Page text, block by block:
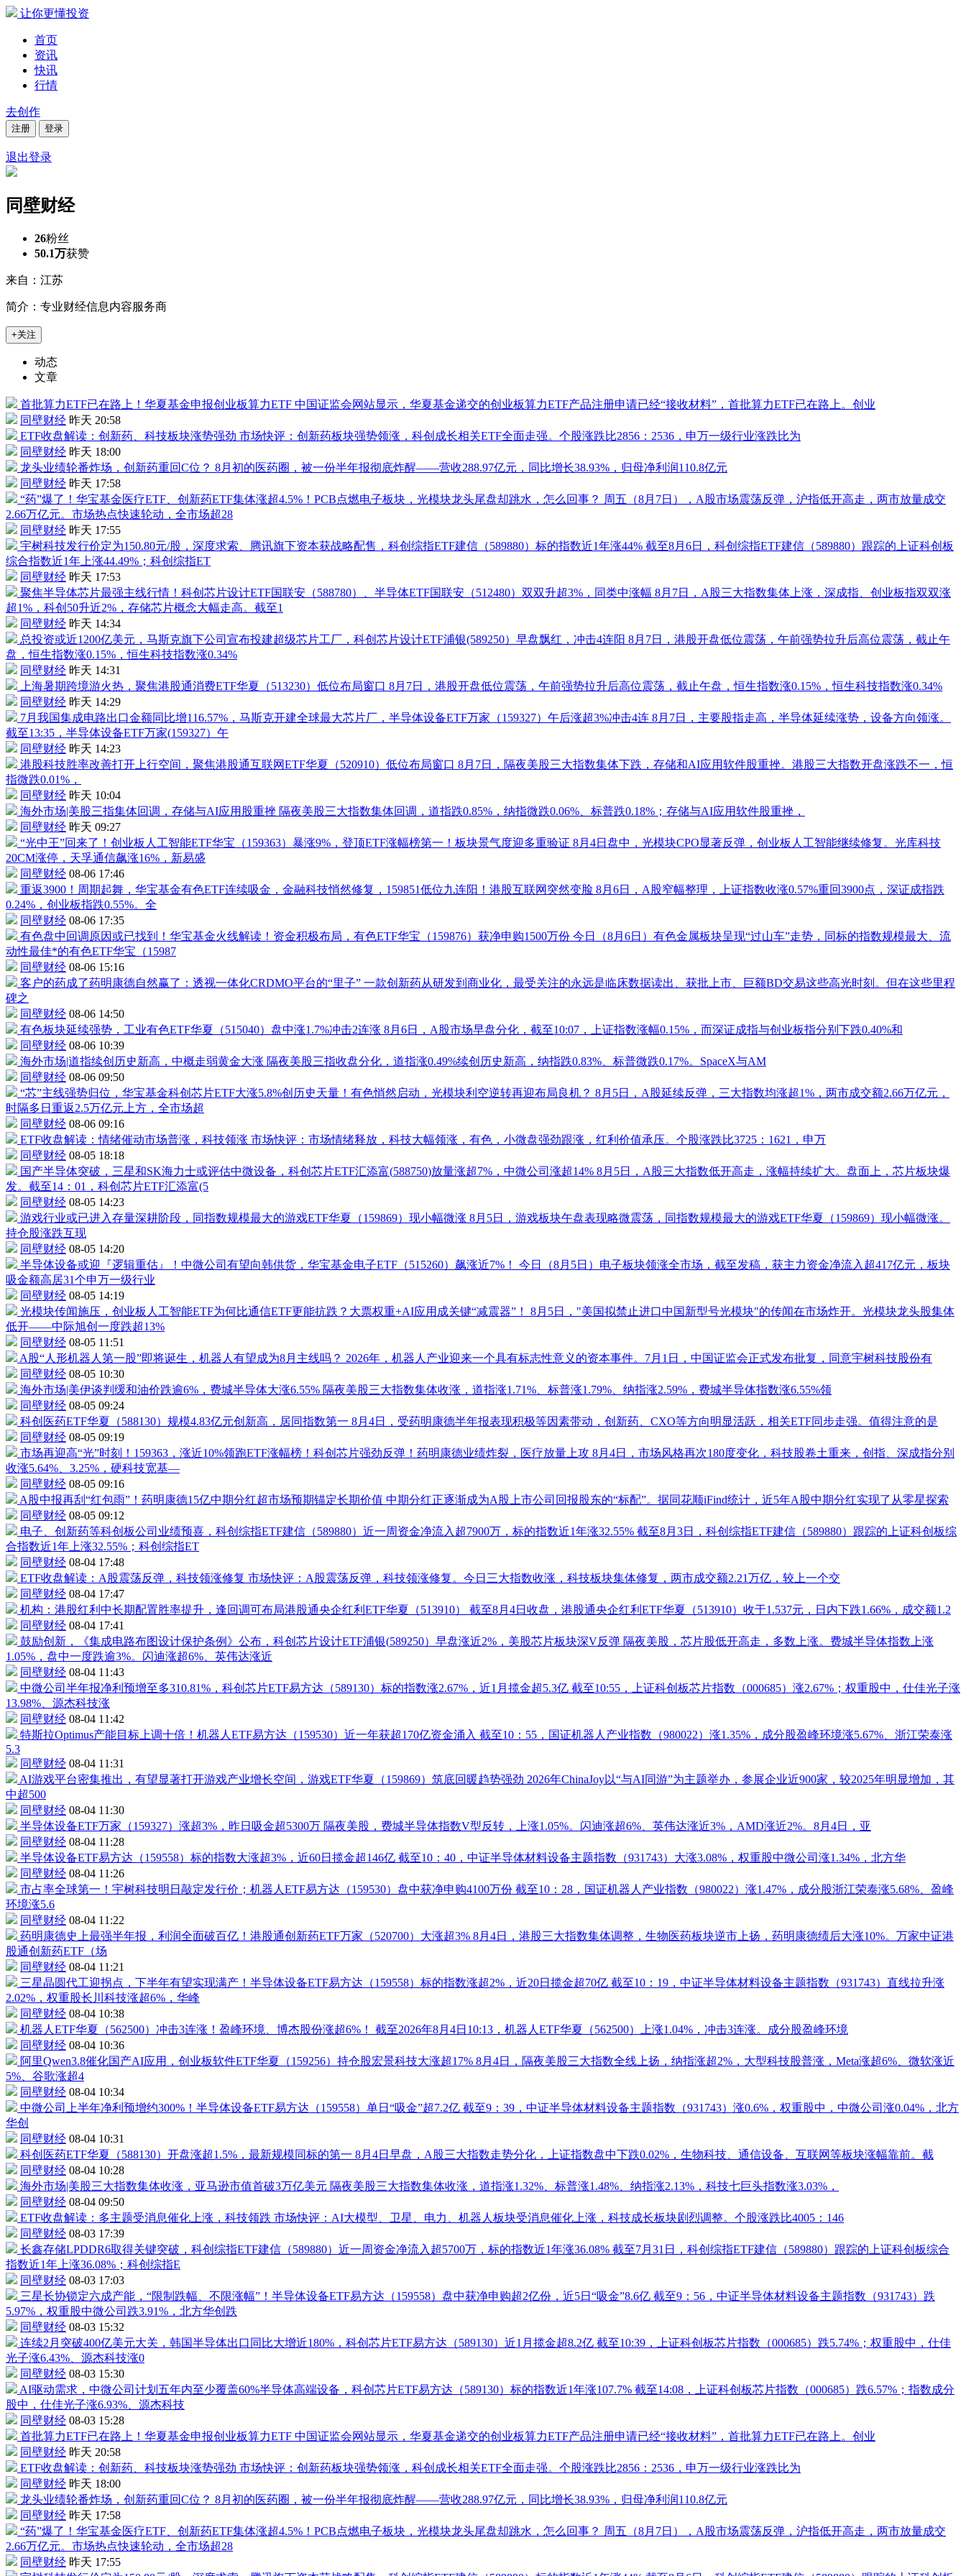
让你更懂投资
首页
资讯
快讯
行情
去创作
注册 登录
退出登录
同壁财经
26粉丝
50.1万获赞
来自：江苏
简介：专业财经信息内容服务商
+关注
动态
文章
首批算力ETF已在路上！华夏基金申报创业板算力ETF 中国证监会网站显示，华夏基金递交的创业板算力ETF产品注册申请已经“接收材料”，首批算力ETF已在路上。创业
同壁财经 昨天 20:58
ETF收盘解读：创新药、科技板块涨势强劲 市场快评：创新药板块强势领涨，科创成长相关ETF全面走强。个股涨跌比2856：2536，申万一级行业涨跌比为
同壁财经 昨天 18:00
龙头业绩轮番炸场，创新药重回C位？ 8月初的医药圈，被一份半年报彻底炸醒——营收288.97亿元，同比增长38.93%，归母净利润110.8亿元
同壁财经 昨天 17:58
“药”爆了！华宝基金医疗ETF 、创新药ETF集体涨超4.5%！PCB点燃电子板块，光模块龙头尾盘却跳水，怎么回事？ 周五（8月7日），A股市场震荡反弹，沪指低开高走，两市放量成交
2.66万亿元。市场热点快速轮动，全市场超28
同壁财经 昨天 17:55
宇树科技发行价定为150.80元/股，深度求索、腾讯旗下资本获战略配售，科创综指ETF建信（589880）标的指数近1年涨44% 截至8月6日，科创综指ETF建信（589880）跟踪的上证科创板
综合指数近1年上涨44.49%；科创综指ET
同壁财经 昨天 17:53
聚焦半导体芯片最强主线行情！科创芯片设计ETF国联安（588780）、 半导体ETF国联安（512480）双双升超3%，同类中涨幅 8月7日，A股三大指数集体上涨，深成指、创业板指双双涨
超1%，科创50升近2%，存储芯片概念大幅走高。截至1
同壁财经 昨天 14:34
总投资或近1200亿美元，马斯克旗下公司宣布投建超级芯片工厂，科创芯片设计ETF浦银(589250）早盘飘红，冲击4连阳 8月7日，港股开盘低位震荡，午前强势拉升后高位震荡，截止午
盘，恒生指数涨0.15%，恒生科技指数涨0.34%
同壁财经 昨天 14:31
上海暑期跨境游火热，聚焦港股通消费ETF华夏（513230）低位布局窗口 8月7日，港股开盘低位震荡，午前强势拉升后高位震荡，截止午盘，恒生指数涨0.15%，恒生科技指数涨0.34%
同壁财经 昨天 14:29
7月我国集成电路出口金额同比增116.57%，马斯克开建全球最大芯片厂， 半导体设备ETF万家（159327）午后涨超3%冲击4连 8月7日，主要股指走高，半导体延续涨势，设备方向领涨。
截至13:35， 半导体设备ETF万家(159327）午
同壁财经 昨天 14:23
港股科技胜率改善打开上行空间，聚焦港股通互联网ETF华夏（520910）低位布局窗口 8月7日，隔夜美股三大指数集体下跌，存储和AI应用软件股重挫。港股三大指数开盘涨跌不一，恒
指微跌0.01%，
同壁财经 昨天 10:04
海外市场|美股三指集体回调，存储与AI应用股重挫 隔夜美股三大指数集体回调，道指跌0.85%，纳指微跌0.06%、标普跌0.18%；存储与AI应用软件股重挫，
同壁财经 昨天 09:27
“光中王”回来了！创业板 人工智能ETF华宝（159363）暴涨9%，登顶ETF涨幅榜第一！板块景气度迎多重验证 8月4日盘中，光模块CPO显著反弹，创业板人工智能继续修复。 光库科技
20CM涨停， 天孚通信飙涨16%， 新易盛
同壁财经 08-06 17:46
重返3900！周期起舞，华宝基金有色ETF连续吸金，金融科技悄然修复， 159851低位九连阳！港股互联网突然变脸 8月6日，A股窄幅整理，上证指数收涨0.57%重回3900点，深证成指跌
0.24%，创业板指跌0.55%。全
同壁财经 08-06 17:35
有色盘中回调原因或已找到！华宝基金火线解读！资金积极布局，有色ETF华宝（159876）获净申购1500万份 今日（8月6日）有色金属板块呈现“过山车”走势，同标的指数规模最大、流
动性最佳*的有色ETF华宝（15987
同壁财经 08-06 15:16
客户的药成了药明康德自然赢了：透视一体化CRDMO平台的“里子” 一款创新药从研发到商业化，最受关注的永远是临床数据读出、获批上市、巨额BD交易这些高光时刻。但在这些里程
碑之
同壁财经 08-06 14:50
有色板块延续强势， 工业有色ETF华夏（515040）盘中涨1.7%冲击2连涨 8月6日，A股市场早盘分化，截至10:07，上证指数涨幅0.15%，而深证成指与创业板指分别下跌0.40%和
同壁财经 08-06 10:39
海外市场|道指续创历史新高，中概走弱黄金大涨 隔夜美股三指收盘分化，道指涨0.49%续创历史新高，纳指跌0.83%、标普微跌0.17%。SpaceX与AM
同壁财经 08-06 09:50
“芯”主线强势归位，华宝基金科创芯片ETF大涨5.8%创历史天量！有色悄然启动，光模块利空逆转再迎布局良机？ 8月5日，A股延续反弹，三大指数均涨超1%，两市成交额2.66万亿元，
时隔多日重返2.5万亿元上方，全市场超
同壁财经 08-06 09:16
ETF收盘解读：情绪催动市场普涨，科技领涨 市场快评：市场情绪释放，科技大幅领涨，有色，小微盘强劲跟涨，红利价值承压。个股涨跌比3725：1621，申万
同壁财经 08-05 18:18
国产半导体突破，三星和SK海力士或评估中微设备， 科创芯片ETF汇添富(588750)放量涨超7%， 中微公司 涨超14% 8月5日，A股三大指数低开高走，涨幅持续扩大。盘面上，芯片板块爆
发。截至14：01， 科创芯片ETF汇添富(5
同壁财经 08-05 14:23
游戏行业或已进入存量深耕阶段，同指数规模最大的游戏ETF华夏（159869）现小幅微涨 8月5日，游戏板块午盘表现略微震荡，同指数规模最大的游戏ETF华夏（159869）现小幅微涨。
持仓股涨跌互现
同壁财经 08-05 14:20
半导体设备或迎『逻辑重估』！ 中微公司 有望向韩供货，华宝基金电子ETF （515260）飙涨近7%！ 今日（8月5日）电子板块领涨全市场，截至发稿，获主力资金净流入超417亿元，板块
吸金额高居31个申万一级行业
同壁财经 08-05 14:19
光模块传闻施压，创业板 人工智能ETF为何比通信ETF更能抗跌？大票权重+AI应用成关键“减震器”！ 8月5日，"美国拟禁止进口中国新型号光模块"的传闻在市场炸开。光模块龙头股集体
低开——中际旭创 一度跌超13%
同壁财经 08-05 11:51
A股“人形机器人 第一股”即将诞生， 机器人 有望成为8月主线吗？ 2026年， 机器人 产业迎来一个具有标志性意义的资本事件。7月1日，中国证监会正式发布批复，同意宇树科技股份有
同壁财经 08-05 10:30
海外市场|美伊谈判缓和油价跌逾6%，费城半导体大涨6.55% 隔夜美股三大指数集体收涨，道指涨1.71%、标普涨1.79%、纳指涨2.59%，费城半导体指数涨6.55%领
同壁财经 08-05 09:24
科创医药ETF华夏（588130）规模4.83亿元创新高，居同指数第一 8月4日，受药明康德半年报表现积极等因素带动，创新药、CXO等方向明显活跃，相关ETF同步走强。值得注意的是
同壁财经 08-05 09:19
市场再迎高“光”时刻！ 159363 ，涨近10%领跑ETF涨幅榜！科创芯片强劲反弹！ 药明康德业绩炸裂，医疗放量上攻 8月4日，市场风格再次180度变化，科技股卷土重来，创指、深成指分别
收涨5.64%、3.25%，硬科技宽基—
同壁财经 08-05 09:16
A股中报再刮“红包雨”！ 药明康德15亿中期分红超市场预期锚定长期价值 中期分红正逐渐成为A股上市公司回报股东的“标配”。据同花顺iFind统计，近5年A股中期分红实现了从零星探索
同壁财经 08-05 09:12
电子、创新药等科创板公司业绩预喜，科创综指ETF建信（589880）近一周资金净流入超7900万，标的指数近1年涨32.55% 截至8月3日，科创综指ETF建信（589880）跟踪的上证科创板综
合指数近1年上涨32.55%；科创综指ET
同壁财经 08-04 17:48
ETF收盘解读：A股震荡反弹，科技领涨修复 市场快评：A股震荡反弹，科技领涨修复。今日三大指数收涨，科技板块集体修复，两市成交额2.21万亿，较上一个交
同壁财经 08-04 17:47
机构：港股红利中长期配置胜率提升，逢回调可布局港股通央企红利ETF华夏（513910） 截至8月4日收盘， 港股通央企红利ETF华夏（513910）收于1.537元，日内下跌1.66%，成交额1.2
同壁财经 08-04 17:41
鼓励创新，《集成电路布图设计保护条例》公布，科创芯片设计ETF浦银(589250）早盘涨近2%，美股芯片板块深V反弹 隔夜美股，芯片股低开高走，多数上涨。费城半导体指数上涨
1.05%，盘中一度跌逾3%。闪迪涨超6%、英伟达涨近
同壁财经 08-04 11:43
中微公司 半年报净利预增至多310.81%，科创 芯片ETF易方达（589130）标的指数涨2.67%，近1月揽金超5.3亿 截至10:55，上证科创板芯片指数（000685）涨2.67%；权重股中， 仕佳光子涨
13.98%、源杰科技涨
同壁财经 08-04 11:42
特斯拉Optimus产能目标上调十倍！ 机器人 ETF易方达（159530）近一年获超170亿资金涌入 截至10：55，国证机器人 产业指数（980022）涨1.35%，成分股盈峰环境涨5.67%、 浙江荣泰涨
5.3
同壁财经 08-04 11:31
AI游戏平台密集推出，有望显著打开游戏产业增长空间， 游戏ETF华夏（159869）筑底回暖趋势强劲 2026年ChinaJoy以“与AI同游”为主题举办，参展企业近900家，较2025年明显增加，其
中超500
同壁财经 08-04 11:30
半导体设备ETF万家（159327）涨超3%，昨日吸金超5300万 隔夜美股，费城半导体指数V型反转，上涨1.05%。闪迪涨超6%、英伟达涨近3%，AMD涨近2%。8月4日，亚
同壁财经 08-04 11:28
半导体设备ETF易方达（159558）标的指数大涨超3%，近60日揽金超146亿 截至10：40，中证半导体材料设备主题指数（931743）大涨3.08%，权重股中微公司 涨1.34%，北方华
同壁财经 08-04 11:26
市占率全球第一！ 宇树科技明日敲定发行价； 机器人 ETF易方达（159530）盘中获净申购4100万份 截至10：28，国证机器人 产业指数（980022）涨1.47%，成分股浙江荣泰涨5.68%、 盈峰
环境涨5.6
同壁财经 08-04 11:22
药明康德史上最强半年报，利润全面破百亿！ 港股通创新药ETF万家（520700）大涨超3% 8月4日，港股三大指数集体调整，生物医药板块逆市上扬， 药明康德绩后大涨10%。万家中证港
股通创新药ETF （场
同壁财经 08-04 11:21
三星晶圆代工迎拐点，下半年有望实现满产！ 半导体设备ETF易方达（159558）标的指数涨超2%，近20日揽金超70亿 截至10：19，中证半导体材料设备主题指数（931743）直线拉升涨
2.02%，权重股长川科技涨超6%，华峰
同壁财经 08-04 10:38
机器人 ETF华夏（562500）冲击3连涨！ 盈峰环境 博杰股份涨超6%！ 截至2026年8月4日10:13， 机器人 ETF华夏（562500）上涨1.04%，冲击3连涨。成分股盈峰环境
同壁财经 08-04 10:36
阿里Qwen3.8催化国产AI应用， 创业板软件ETF华夏 （159256）持仓股宏景科技大涨超17% 8月4日，隔夜美股三大指数全线上扬，纳指涨超2%，大型科技股普涨，Meta涨超6%、微软涨近
5%、谷歌涨超4
同壁财经 08-04 10:34
中微公司
上半年净利预增约300%！ 半导体设备ETF易方达（159558）单日“吸金”超7.2亿 截至9：39，中证半导体材料设备主题指数（931743）涨0.6%，权重股中， 中微公司 涨0.04%， 北方
华创
同壁财经 08-04 10:31
科创医药ETF华夏（588130）开盘涨超1.5%，最新规模同标的第一 8月4日早盘，A股三大指数走势分化，上证指数盘中下跌0.02%，生物科技、通信设备、互联网等板块涨幅靠前。截
同壁财经 08-04 10:28
海外市场|美股三大指数集体收涨，亚马逊市值首破3万亿美元 隔夜美股三大指数集体收涨，道指涨1.32%、标普涨1.48%、纳指涨2.13%，科技七巨头指数涨3.03%，
同壁财经 08-04 09:50
ETF收盘解读：多主题受消息催化上涨，科技领跌 市场快评：AI大模型、卫星、电力、 机器人 板块受消息催化上涨，科技成长板块剧烈调整。个股涨跌比4005：146
同壁财经 08-03 17:39
长鑫存储LPDDR6取得关键突破，科创综指ETF建信（589880）近一周资金净流入超5700万，标的指数近1年涨36.08% 截至7月31日，科创综指ETF建信（589880）跟踪的上证科创板综合
指数近1年上涨36.08%；科创综指E
同壁财经 08-03 17:03
三星长协锁定六成产能，“限制跌幅、不限涨幅”！ 半导体设备ETF易方达（159558）盘中获净申购超2亿份，近5日“吸金”8.6亿 截至9：56，中证半导体材料设备主题指数（931743）跌
5.97%，权重股中微公司 跌3.91%， 北方华创 跌
同壁财经 08-03 15:32
连续2月突破400亿美元大关，韩国半导体出口同比大增近180%，科创 芯片ETF易方达（589130）近1月揽金超8.2亿 截至10:39，上证科创板芯片指数（000685）跌5.74%；权重股中， 仕佳
光子涨6.43%、源杰科技涨0
同壁财经 08-03 15:30
AI驱动需求， 中微公司 计划五年内至少覆盖60%半导体高端设备，科创 芯片ETF易方达（589130）标的指数近1年涨107.7% 截至14:08，上证科创板芯片指数（000685）跌6.57%；指数成分
股中， 仕佳光子涨6.93%、源杰科技
同壁财经 08-03 15:28
首批算力ETF已在路上！华夏基金申报创业板算力ETF 中国证监会网站显示，华夏基金递交的创业板算力ETF产品注册申请已经“接收材料”，首批算力ETF已在路上。创业
同壁财经 昨天 20:58
ETF收盘解读：创新药、科技板块涨势强劲 市场快评：创新药板块强势领涨，科创成长相关ETF全面走强。个股涨跌比2856：2536，申万一级行业涨跌比为
同壁财经 昨天 18:00
龙头业绩轮番炸场，创新药重回C位？ 8月初的医药圈，被一份半年报彻底炸醒——营收288.97亿元，同比增长38.93%，归母净利润110.8亿元
同壁财经 昨天 17:58
“药”爆了！华宝基金医疗ETF 、创新药ETF集体涨超4.5%！PCB点燃电子板块，光模块龙头尾盘却跳水，怎么回事？ 周五（8月7日），A股市场震荡反弹，沪指低开高走，两市放量成交
2.66万亿元。市场热点快速轮动，全市场超28
同壁财经 昨天 17:55